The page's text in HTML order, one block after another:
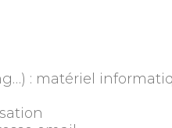
: matériel